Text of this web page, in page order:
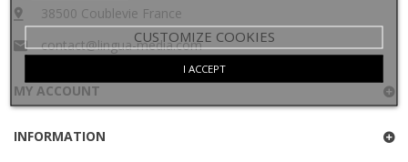
CUSTOMIZE COOKIES
I ACCEPT
38500 Coublevie France
contact@lingua-media.com
MY ACCOUNT
INFORMATION